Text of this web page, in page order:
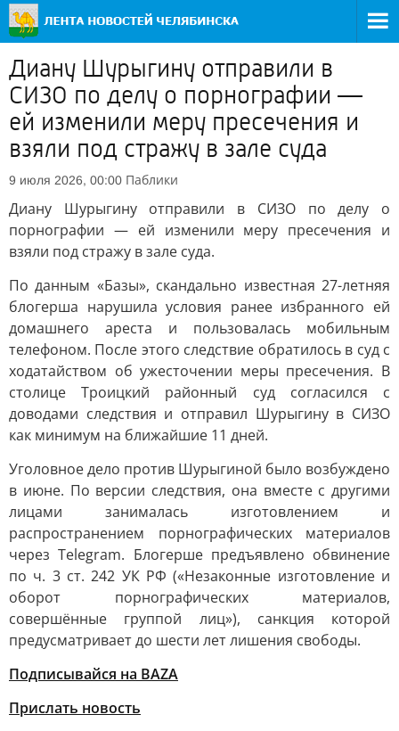
Диану Шурыгину отправили в
СИЗО по делу о порнографии —
ей изменили меру пресечения и
взяли под стражу в зале суда
9 июля 2026, 00:00 Паблики
Диану Шурыгину отправили в СИЗО по делу о
порнографии — ей изменили меру пресечения и
взяли под стражу в зале суда.
По данным «Базы», скандально известная 27-летняя
блогерша нарушила условия ранее избранного ей
домашнего ареста и пользовалась мобильным
телефоном. После этого следствие обратилось в суд с
ходатайством об ужесточении меры пресечения. В
столице Троицкий районный суд согласился с
доводами следствия и отправил Шурыгину в СИЗО
как минимум на ближайшие 11 дней.
Уголовное дело против Шурыгиной было возбуждено
в июне. По версии следствия, она вместе с другими
лицами занималась изготовлением и
распространением порнографических материалов
через Telegram. Блогерше предъявлено обвинение
по ч. 3 ст. 242 УК РФ («Незаконные изготовление и
оборот порнографических материалов,
совершённые группой лиц»), санкция которой
предусматривает до шести лет лишения свободы.
Подписывайся на BAZA
Прислать новость